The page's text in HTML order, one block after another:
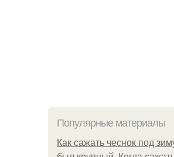
Популярные материалы
Как сажать чеснок под